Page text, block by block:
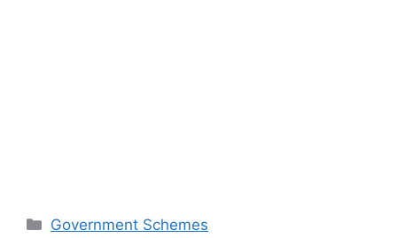
Categories
Government Schemes